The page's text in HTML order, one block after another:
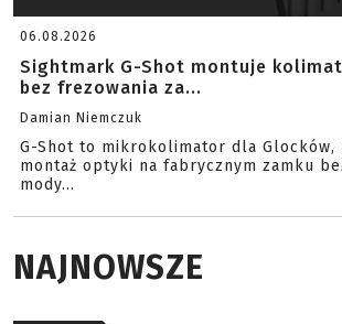
06.08.2026
Sightmark G-Shot montuje
bez frezowania za...
Damian Niemczuk
G-Shot to mikrokolimator dla Glocków,
montaż optyki na fabrycznym zamku
mody...
NAJNOWSZE